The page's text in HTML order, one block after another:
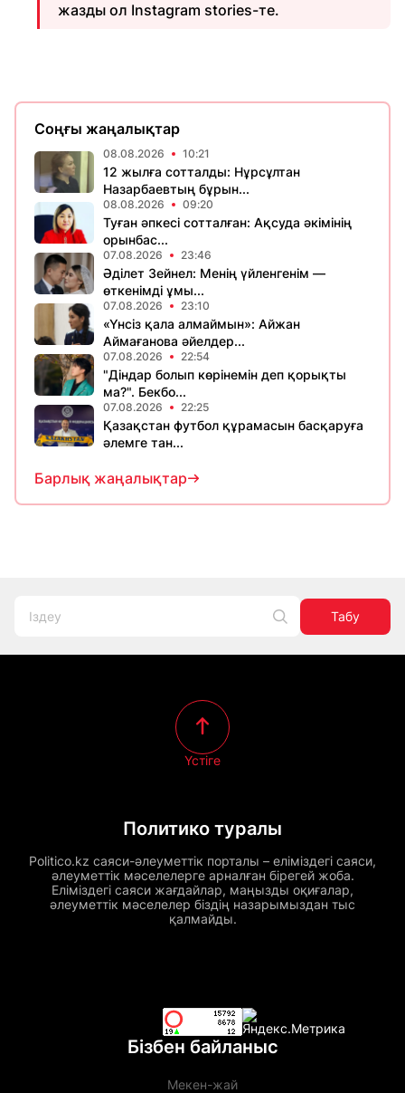
жазды ол Instagram stories-те.
Соңғы жаңалықтар
08.08.2026 10:21
12 жылға сотталды: Нұрсұлтан
Назарбаевтың бұрын...
08.08.2026 09:20
Туған әпкесі сотталған: Ақсуда әкімінің
орынбас...
07.08.2026 23:46
Әділет Зейнел: Менің үйленгенім —
өткенімді ұмы...
07.08.2026 23:10
«Үнсіз қала алмаймын»: Айжан
Аймағанова әйелдер...
07.08.2026 22:54
"Діндар болып көрінемін деп қорықты
ма?". Бекбо...
07.08.2026 22:25
Қазақстан футбол құрамасын басқаруға
әлемге тан...
Барлық жаңалықтар
Табу
Политико туралы
Politico.kz саяси-әлеуметтік порталы – еліміздегі саяси,
әлеуметтік мәселелерге арналған бірегей жоба.
Еліміздегі саяси жағдайлар, маңызды оқиғалар,
әлеуметтік мәселелер біздің назарымыздан тыс
қалмайды.
Үстіге
Бізбен байланыс
Мекен-жай